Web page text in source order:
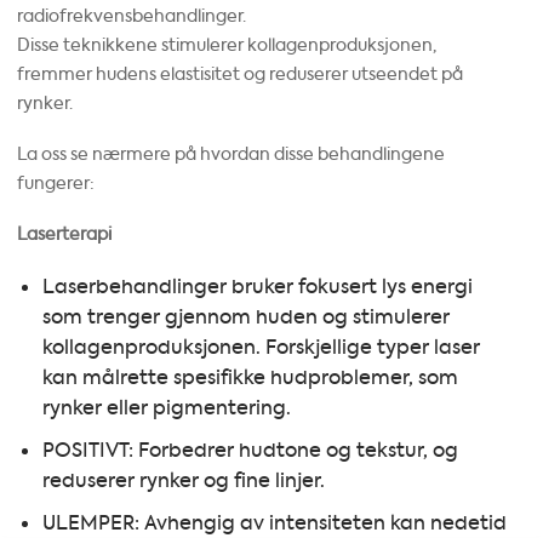
radiofrekvensbehandlinger.
Disse teknikkene stimulerer kollagenproduksjonen,
fremmer hudens elastisitet og reduserer utseendet på
rynker.
La oss se nærmere på hvordan disse behandlingene
fungerer:
Laserterapi
Laserbehandlinger bruker fokusert lys energi
som trenger gjennom huden og stimulerer
kollagenproduksjonen. Forskjellige typer laser
kan målrette spesifikke hudproblemer, som
rynker eller pigmentering.
POSITIVT: Forbedrer hudtone og tekstur, og
reduserer rynker og fine linjer.
ULEMPER: Avhengig av intensiteten kan nedetid